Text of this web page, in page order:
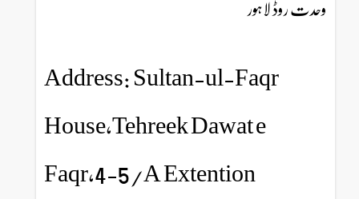
وحدت روڈ لاہور
Address: Sultan-ul-Faqr
House,Tehreek Dawat e
Faqr,4-5/A Extention